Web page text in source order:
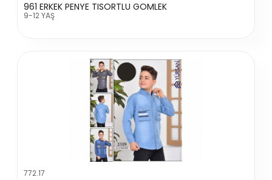
961 ERKEK PENYE TISORTLU GOMLEK
9-12 YAŞ
772.17